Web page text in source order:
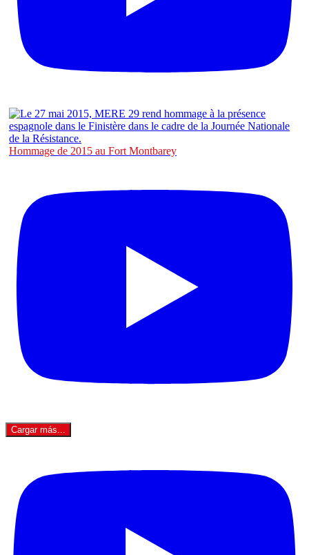
Hommage de 2015 au Fort Montbarey
Cargar más...